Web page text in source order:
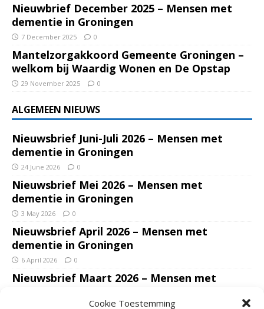
Cookie Toestemming
Nieuwbrief December 2025 – Mensen met
dementie in Groningen
7 December 2025 0
Mantelzorgakkoord Gemeente Groningen –
welkom bij Waardig Wonen en De Opstap
29 November 2025 0
ALGEMEEN NIEUWS
Nieuwsbrief Juni-Juli 2026 – Mensen met
dementie in Groningen
24 June 2026 0
Nieuwsbrief Mei 2026 – Mensen met
dementie in Groningen
3 May 2026 0
Nieuwsbrief April 2026 – Mensen met
dementie in Groningen
6 April 2026 0
Nieuwsbrief Maart 2026 – Mensen met